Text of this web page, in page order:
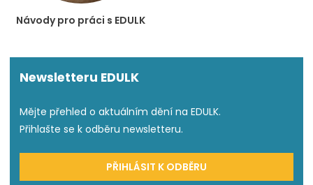
Návody pro práci s EDULK
Newsletteru EDULK
Mějte přehled o aktuálním dění na EDULK.
Přihlašte se k odběru newsletteru.
PŘIHLÁSIT K ODBĚRU